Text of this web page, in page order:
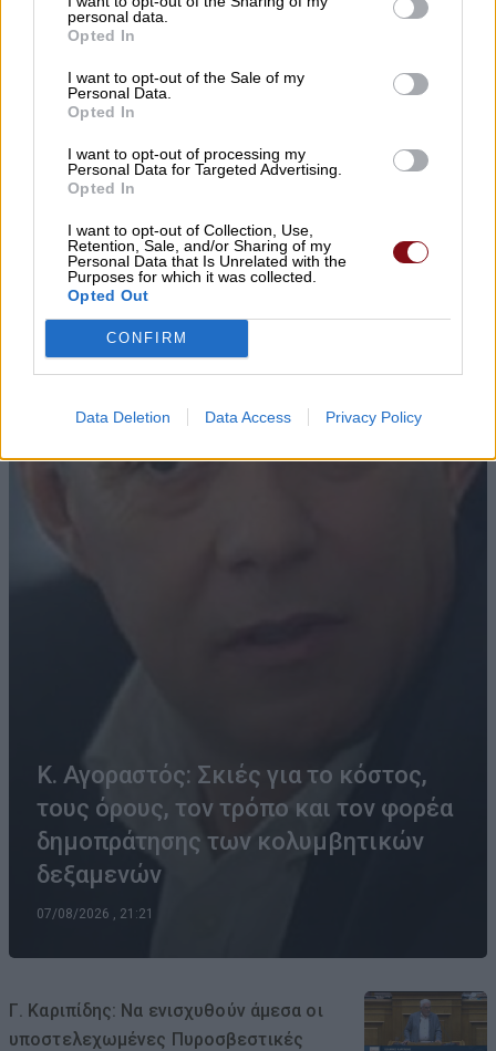
personal data.
Opted In
I want to opt-out of the Sale of my
Personal Data.
Opted In
I want to opt-out of processing my
Personal Data for Targeted Advertising.
Opted In
I want to opt-out of Collection, Use,
Retention, Sale, and/or Sharing of my
Personal Data that Is Unrelated with the
Purposes for which it was collected.
Opted Out
CONFIRM
Data Deletion Data Access Privacy Policy
Κ. Αγοραστός: Σκιές για το κόστος,
τους όρους, τον τρόπο και τον φορέα
δημοπράτησης των κολυμβητικών
δεξαμενών
07/08/2026 , 21:21
Γ. Καριπίδης: Να ενισχυθούν άμεσα οι
υποστελεχωμένες Πυροσβεστικές